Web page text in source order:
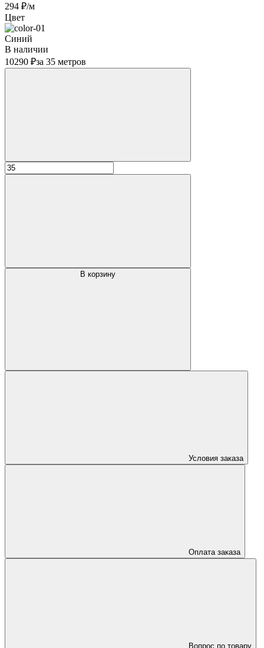
294 ₽/м
Цвет
Синий
В наличии
10290 ₽за 35 метров
В корзину
Условия заказа
Оплата заказа
Вопрос по товару